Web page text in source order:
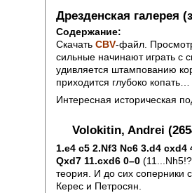
Дрезденская галерея
Содержание:
Скачать CBV-файл.
сильные начинают играть с
удивляется штампованию
приходится глубоко копать…
Интересная историческая
Volokitin, Andrei
1.e4 c5 2.Nf3 Nc6 3.d4 cxd4
Qxd7 11.cxd6 0–0
теория. И до сих соперники
Керес и Петросян.